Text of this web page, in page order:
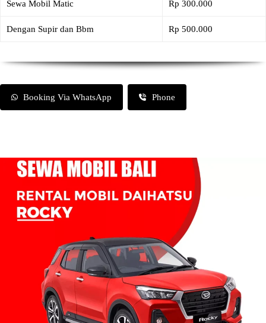
Sewa Mobil Matic Rp 300.000
Dengan Supir dan Bbm Rp 500.000
Booking Via WhatsApp Phone